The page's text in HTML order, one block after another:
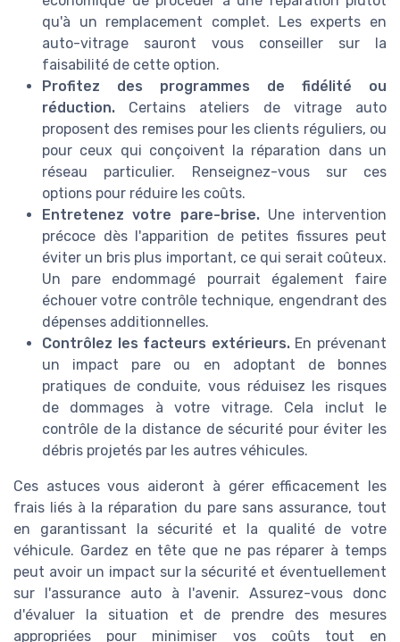
qu'à un remplacement complet. Les experts en
auto-vitrage sauront vous conseiller sur la
faisabilité de cette option.
Profitez des programmes de fidélité ou
réduction. Certains ateliers de vitrage auto
proposent des remises pour les clients réguliers, ou
pour ceux qui conçoivent la réparation dans un
réseau particulier. Renseignez-vous sur ces
options pour réduire les coûts.
Entretenez votre pare-brise.Une intervention
précoce dès l'apparition de petites fissures peut
éviter un bris plus important, ce qui serait coûteux.
Un pare endommagé pourrait également faire
échouer votre contrôle technique, engendrant des
dépenses additionnelles.
Contrôlez les facteurs extérieurs.En prévenant
un impact pare ou en adoptant de bonnes
pratiques de conduite, vous réduisez les risques
de dommages à votre vitrage. Cela inclut le
contrôle de la distance de sécurité pour éviter les
débris projetés par les autres véhicules.
Ces astuces vous aideront à gérer efficacement les
frais liés à la réparation du pare sans assurance, tout
en garantissant la sécurité et la qualité de votre
véhicule. Gardez en tête que ne pas réparer à temps
peut avoir un impact sur la sécurité et éventuellement
sur l'assurance auto à l'avenir. Assurez-vous donc
d'évaluer la situation et de prendre des mesures
appropriées pour minimiser vos coûts tout en